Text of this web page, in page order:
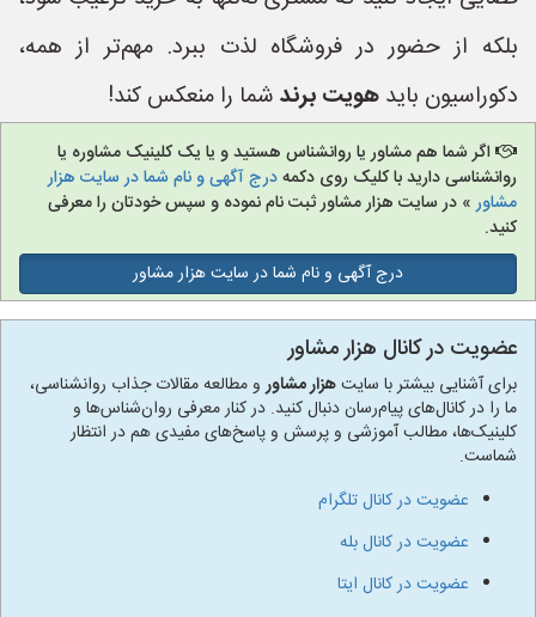
بلکه از حضور در فروشگاه لذت ببرد. مهم‌تر از همه،
دکوراسیون باید هویت برند شما را منعکس کند!
اگر شما هم مشاور یا روانشناس هستید و یا یک کلینیک مشاوره یا
روانشناسی دارید با کلیک روی دکمهدرج آگهی و نام شما در سایت هزار
مشاور» در سایت هزار مشاور ثبت نام نموده و سپس خودتان را معرفی
کنید.
درج آگهی و نام شما در سایت هزار مشاور
عضویت در کانال هزار مشاور
برای آشنایی بیشتر با سایتهزار مشاورو مطالعه مقالات جذاب روانشناسی،
ما را در کانال‌های پیام‌رسان دنبال کنید. در کنار معرفی روان‌شناس‌ها و
کلینیک‌ها، مطالب آموزشی و پرسش و پاسخ‌های مفیدی هم در انتظار
شماست.
عضویت در کانال تلگرام
عضویت در کانال بله
عضویت در کانال ایتا